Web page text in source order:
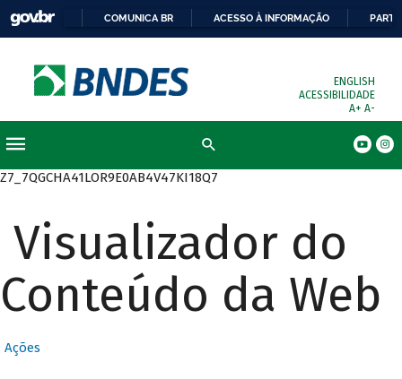
COMUNICA BR ACESSO À INFORMAÇÃO
ENGLISH
ACESSIBILIDADE
A+ A-
Z7_7QGCHA41LOR9E0AB4V47KI18Q7
Visualizador do
Conteúdo da Web
Ações